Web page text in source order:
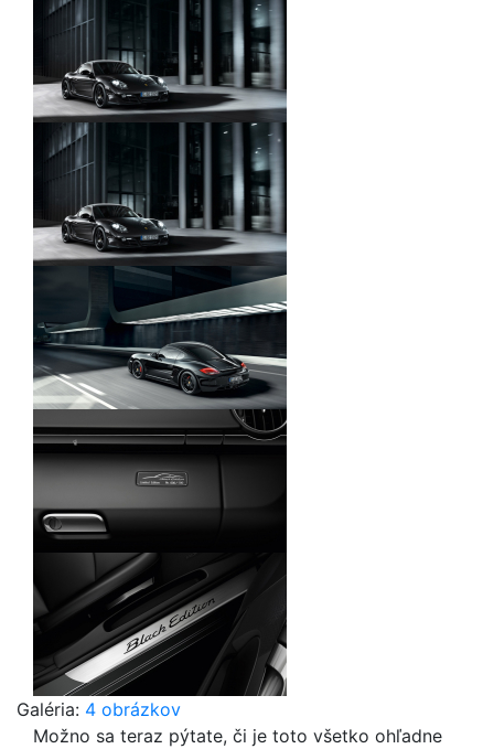
Galéria: 4 obrázkov
Možno sa teraz pýtate, či je toto všetko ohľadne